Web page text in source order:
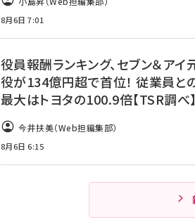
8月6日 7:01
役員報酬ランキング、セブン＆アイ
役が134億円超で首位！ 従業員と
最大はトヨタの100.9倍【TSR調べ
今井扶美（Web担編集部）
8月6日 6:15